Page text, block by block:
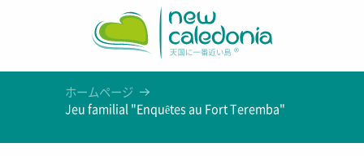
ホームページ
Jeu familial "Enquêtes au Fort Teremba"